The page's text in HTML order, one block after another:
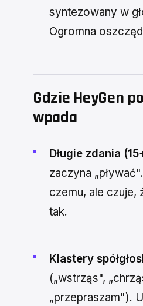
syntezowany w
Ogromna
Gdzie HeyGen
wpada
Długie zdania
zaczyna
czemu, ale czuje,
tak.
Klastery
(„wstrząs",
„przepraszam").